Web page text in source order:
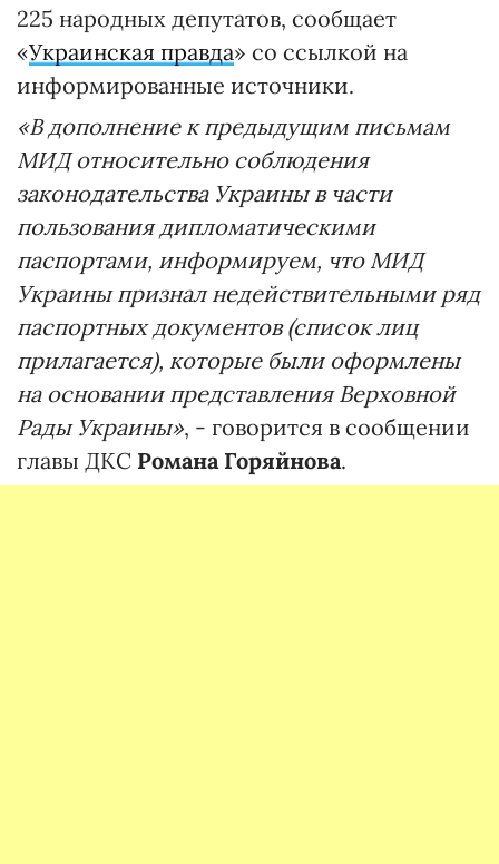
225 народных депутатов, сообщает
«Украинская правда» со ссылкой на
информированные источники.
«В дополнение к предыдущим письмам
МИД относительно соблюдения
законодательства Украины в части
пользования дипломатическими
паспортами, информируем, что МИД
Украины признал недействительными ряд
паспортных документов (список лиц
прилагается), которые были оформлены
на основании представления Верховной
Рады Украины», - говорится в сообщении
главы ДКС Романа Горяйнова.